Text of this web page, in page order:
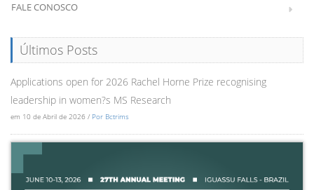
FALE CONOSCO
Últimos Posts
Applications open for 2026 Rachel Horne Prize recognising
leadership in women?s MS Research
em 10 de Abril de 2026 / Por Bctrims